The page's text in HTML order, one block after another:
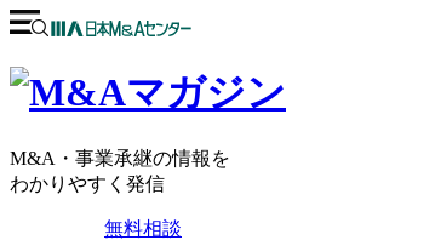
M&A・事業承継の情報を
わかりやすく発信
無料相談